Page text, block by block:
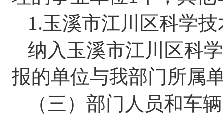
1.玉溪市江川区科学技
纳入玉溪市江川区科
报的单位与我部门所属
（三） 部门人员和车